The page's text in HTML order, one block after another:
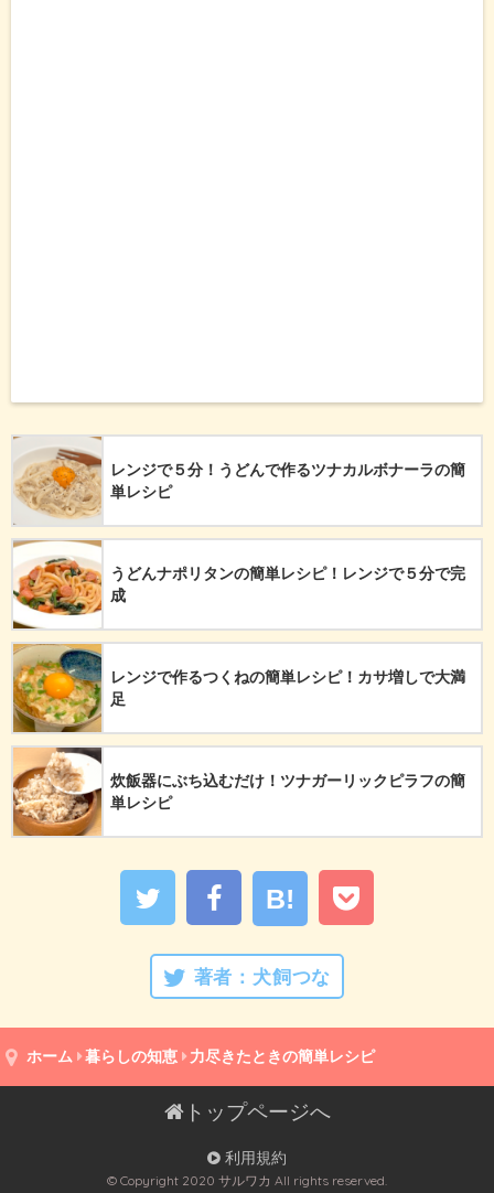
レンジで５分！うどんで作るツナカルボナーラの簡
単レシピ
うどんナポリタンの簡単レシピ！レンジで５分で完
成
レンジで作るつくねの簡単レシピ！カサ増しで大満
足
炊飯器にぶち込むだけ！ツナガーリックピラフの簡
単レシピ
B!
著者： 犬飼つな
ホーム 暮らしの知恵 力尽きたときの簡単レシピ
トップページへ
利用規約
© Copyright 2020 サルワカ All rights reserved.